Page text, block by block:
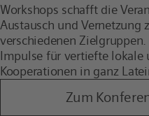
Workshops schafft die
Austausch und Vernetzung
verschiedenen
Impulse für vertiefte lokale
Kooperationen in ganz
Zum